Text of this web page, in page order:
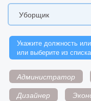
Укажите должность
или выберите из
Администратор
Дизайнер